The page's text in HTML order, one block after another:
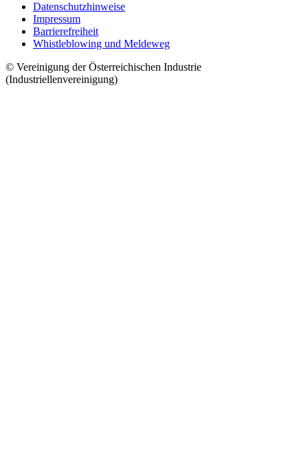
Datenschutzhinweise
Impressum
Barrierefreiheit
Whistleblowing und Meldeweg
© Vereinigung der Österreichischen Industrie
(Industriellenvereinigung)